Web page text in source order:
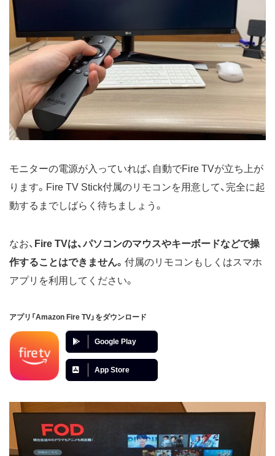
モニターの電源が入っていれば、自動でFire TVが立ち上が
ります。Fire TV Stick付属のリモコンを用意して、完全に起
動するまでしばらく待ちましょう。
なお、 Fire TVは、パソコンのマウスやキーボードなどで操
作することはできません。 付属のリモコンもしくはスマホ
アプリを利用してください。
アプリ「Amazon Fire TV」をダウンロード
Google Play
App Store